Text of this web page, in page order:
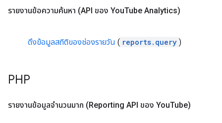
รายงานข้อความค้นหา (API ของ YouTube Analytics)
ดึงข้อมูลสถิติของช่องรายวัน ( reports.query )
PHP
รายงานข้อมูลจำนวนมาก (Reporting API ของ YouTube)